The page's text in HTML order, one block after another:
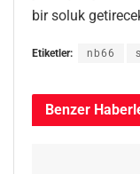
bir soluk
Etiketler: nb66
Benzer